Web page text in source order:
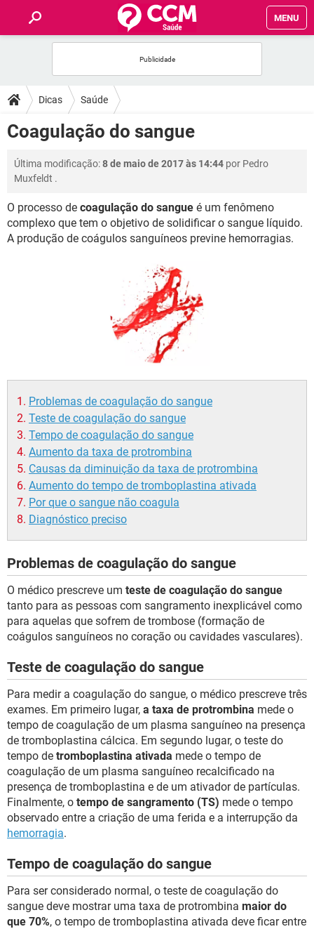
MENU
FÓRUM
SAÚDE
FAMÍLIA
BEM-ESTAR
Dicas Saúde
Coagulação do sangue
Última modificação:8 de maio de 2017 às 14:44 por Pedro
Muxfeldt .
O processo de coagulação do sangue é um fenômeno
complexo que tem o objetivo de solidificar o sangue líquido.
A produção de coágulos sanguíneos previne hemorragias.
Problemas de coagulação do sangue
Teste de coagulação do sangue
Tempo de coagulação do sangue
Aumento da taxa de protrombina
Causas da diminuição da taxa de protrombina
Aumento do tempo de tromboplastina ativada
Por que o sangue não coagula
Diagnóstico preciso
Problemas de coagulação do sangue
O médico prescreve um teste de coagulação do sangue
tanto para as pessoas com sangramento inexplicável como
para aquelas que sofrem de trombose (formação de
coágulos sanguíneos no coração ou cavidades vasculares).
Teste de coagulação do sangue
Para medir a coagulação do sangue, o médico prescreve três
exames. Em primeiro lugar, a taxa de protrombina mede o
tempo de coagulação de um plasma sanguíneo na presença
de tromboplastina cálcica. Em segundo lugar, o teste do
tempo de tromboplastina ativada mede o tempo de
coagulação de um plasma sanguíneo recalcificado na
presença de tromboplastina e de um ativador de partículas.
Finalmente, o tempo de sangramento (TS) mede o tempo
observado entre a criação de uma ferida e a interrupção da
hemorragia.
Tempo de coagulação do sangue
Para ser considerado normal, o teste de coagulação do
sangue deve mostrar uma taxa de protrombina maior do
que 70%, o tempo de tromboplastina ativada deve ficar entre